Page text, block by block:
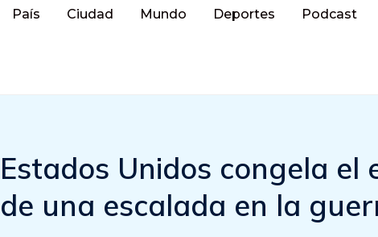
País Ciudad Mundo Deportes Podcast
Estados Unidos congela
de una escalada en la